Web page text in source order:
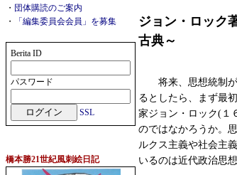
・ 団体購読のご案内
・
「編集委員会会員」を募集
Berita ID
パスワード
SSL
橋本勝21世紀風刺絵日記
ジョン・ロック
古典～
将来、思想統制が
るとしたら、まず最
家ジョン・ロック(１
のではなかろうか。
ルクス主義や社会主
いるのは近代政治思